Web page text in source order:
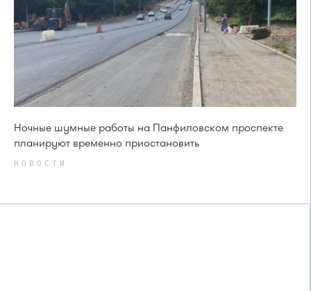
Ночные шумные работы на Панфиловском проспекте
планируют временно приостановить
НОВОСТИ